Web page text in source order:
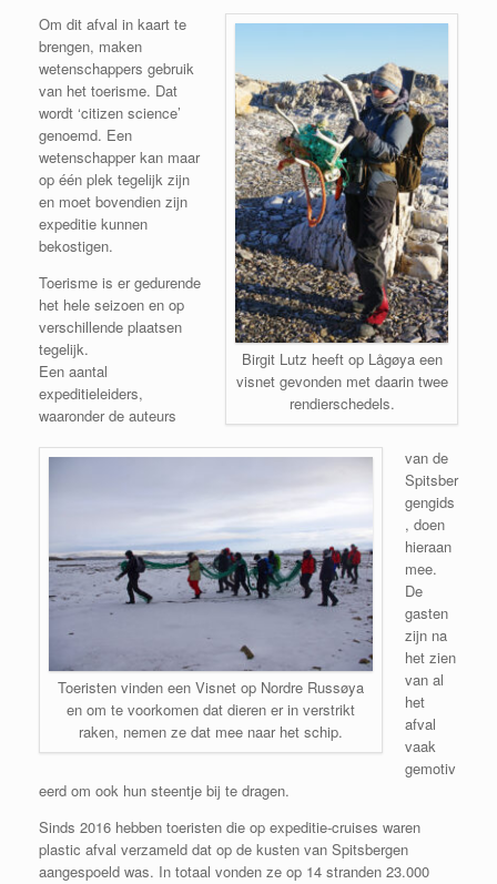
Birgit Lutz heeft op Lågøya een
visnet gevonden met daarin twee
rendierschedels.
Om dit afval in kaart te
brengen, maken
wetenschappers gebruik
van het toerisme. Dat
wordt ‘citizen science’
genoemd. Een
wetenschapper kan maar
op één plek tegelijk zijn
en moet bovendien zijn
expeditie kunnen
bekostigen.
Toeristen vinden een Visnet op Nordre Russøya
en om te voorkomen dat dieren er in verstrikt
raken, nemen ze dat mee naar het schip.
Toerisme is er gedurende
het hele seizoen en op
verschillende plaatsen
tegelijk.
Een aantal
expeditieleiders,
waaronder de auteurs
van de
Spitsber
gengids
, doen
hieraan
mee.
De
gasten
zijn na
het zien
van al
het
afval
vaak
gemotiv
eerd om ook hun steentje bij te dragen.
Sinds 2016 hebben toeristen die op expeditie-cruises waren
plastic afval verzameld dat op de kusten van Spitsbergen
aangespoeld was. In totaal vonden ze op 14 stranden 23.000